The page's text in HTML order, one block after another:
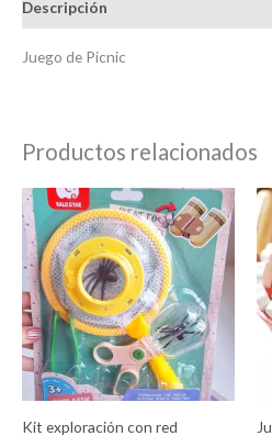
Descripción
Juego de Picnic
Productos relacionados
Kit exploración con red